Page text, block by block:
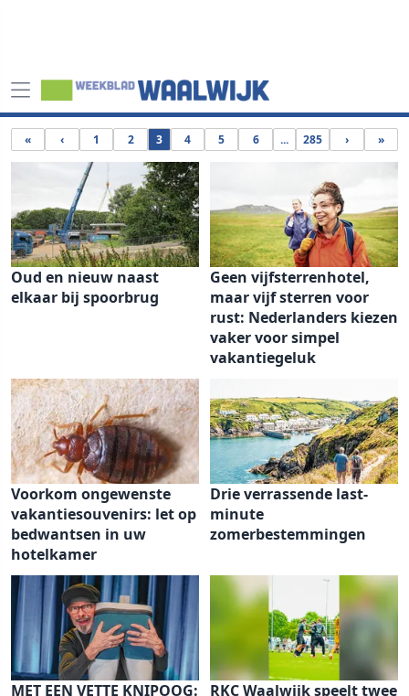
« ‹ 1 2 3 4 5 6 ... 285 › »
Oud en nieuw naast
elkaar bij spoorbrug
Geen vijfsterrenhotel,
maar vijf sterren voor
rust: Nederlanders kiezen
vaker voor simpel
vakantiegeluk
Voorkom ongewenste
vakantiesouvenirs: let op
bedwantsen in uw
hotelkamer
Drie verrassende last-
minute
zomerbestemmingen
MET EEN VETTE KNIPOOG:
RKC Waalwijk speelt twee